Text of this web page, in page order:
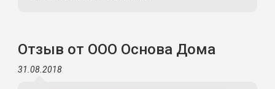
Отзыв от ООО Основа Дома
31.08.2018